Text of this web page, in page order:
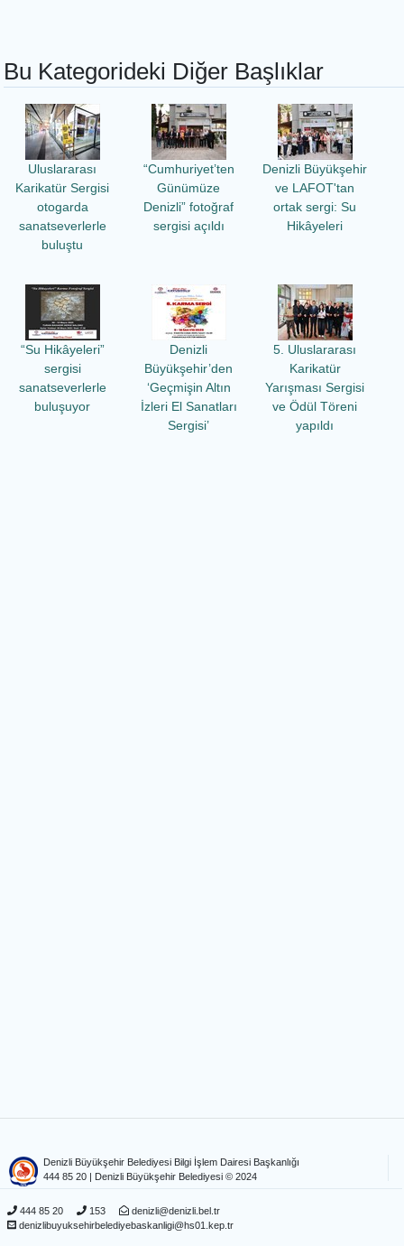
Bu Kategorideki Diğer Başlıklar
Uluslararası
Karikatür Sergisi
otogarda
sanatseverlerle
buluştu
“Cumhuriyet’ten
Günümüze
Denizli” fotoğraf
sergisi açıldı
Denizli Büyükşehir
ve LAFOT'tan
ortak sergi: Su
Hikâyeleri
“Su Hikâyeleri”
sergisi
sanatseverlerle
buluşuyor
Denizli
Büyükşehir’den
‘Geçmişin Altın
İzleri El Sanatları
Sergisi’
5. Uluslararası
Karikatür
Yarışması Sergisi
ve Ödül Töreni
yapıldı
Denizli Büyükşehir Belediyesi Bilgi İşlem Dairesi Başkanlığı
444 85 20 | Denizli Büyükşehir Belediyesi © 2024
444 85 20 153
denizli@denizli.bel.tr
denizlibuyuksehirbelediyebaskanligi@hs01.kep.tr